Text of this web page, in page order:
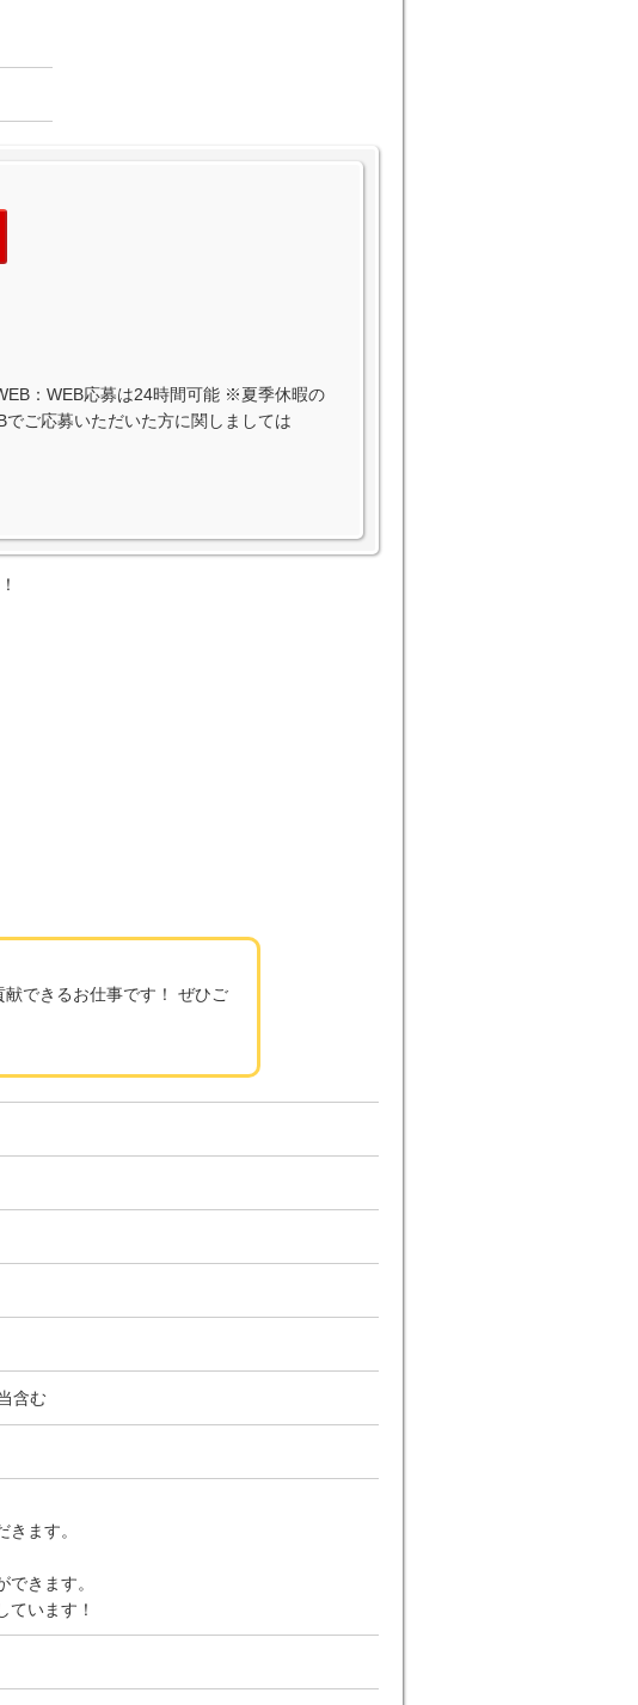
：WEB応募は24時間可能 ※夏季休暇の
ご応募いただいた方に関しましては
できるお仕事です！ ぜひご
含む
ます。
きます。
ています！